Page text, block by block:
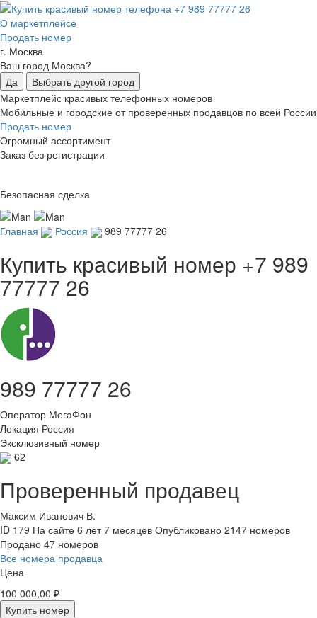
О маркетплейсе
Продать номер
г. Москва
Ваш город Москва?
Да
Выбрать другой город
Маркетплейс красивых телефонных номеров
Мобильные и городские от проверенных продавцов по всей России
Продать номер
Огромный ассортимент
Заказ без регистрации
Безопасная сделка
Главная Россия 989 77777 26
Купить красивый номер +7 989
77777 26
989 77777 26
Оператор МегаФон
Локация Россия
Эксклюзивный номер
62
Проверенный продавец
Максим Иванович В.
ID 179 На сайте 6 лет 7 месяцев Опубликовано 2147 номеров
Продано 47 номеров
Все номера продавца
Цена
100 000,00 ₽
Купить номер